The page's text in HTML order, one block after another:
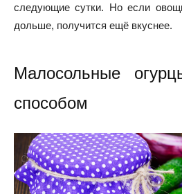
следующие сутки. Но если
дольше, получится ещё вкуснее.
Малосольные
способом